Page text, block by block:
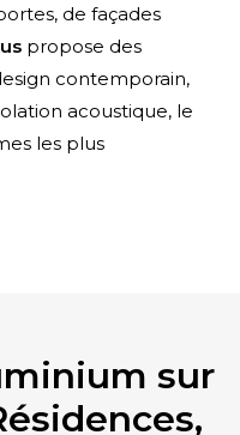
de la
de façades
propose des
contemporain,
acoustique, le
les plus
sur